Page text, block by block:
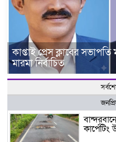
কাপ্তাই প্রেস ক্লাবের
মারমা নির্বাচিত
কার্পেটিং